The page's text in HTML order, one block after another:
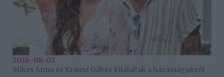
2026-08-07.
Mikes Anna és Krausz Gábor kitálaltak a házasságukról